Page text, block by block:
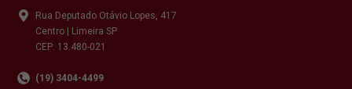
Rua Deputado Otávio Lopes, 417
Centro | Limeira SP
CEP: 13.480-021
(19) 3404-4499